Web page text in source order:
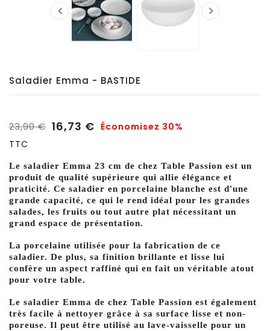
 
Saladier Emma - BASTIDE
23,90 € 16,73 € Économisez 30%
TTC
Le saladier Emma 23 cm de chez Table Passion est un
produit de qualité supérieure qui allie élégance et
praticité. Ce saladier en porcelaine blanche est d'une
grande capacité, ce qui le rend idéal pour les grandes
salades, les fruits ou tout autre plat nécessitant un
grand espace de présentation.
La porcelaine utilisée pour la fabrication de ce
saladier. De plus, sa finition brillante et lisse lui
confère un aspect raffiné qui en fait un véritable atout
pour votre table.
Le saladier Emma de chez Table Passion est également
très facile à nettoyer grâce à sa surface lisse et non-
poreuse. Il peut être utilisé au lave-vaisselle pour un